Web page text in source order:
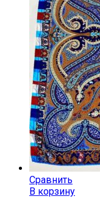
Сравнить
В корзину